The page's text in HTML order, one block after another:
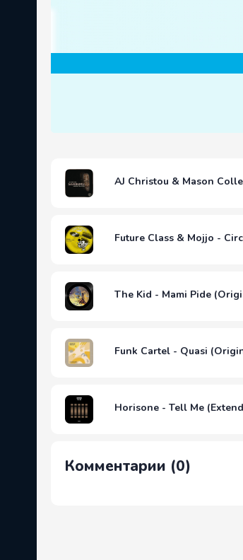
AJ Christou & Mason
Future Class & Mojjo -
The Kid - Mami Pide
Funk Cartel - Quasi
Horisone - Tell Me
Комментарии (0)